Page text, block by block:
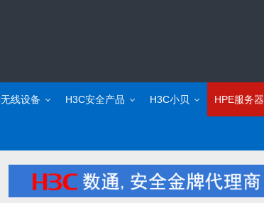
线设备 H3C安全产品 H3C小贝 HPE服务器